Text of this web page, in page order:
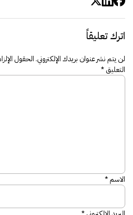
اترك تعليقاً
لن يتم نشر عنوان بريدك الإلكتروني.الحقول
التعليق*
الاسم*